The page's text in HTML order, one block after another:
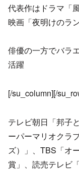
代表作はドラマ「
映画「夜明けのラ
俳優の一方でバラ
活躍
[/su_column][/
テレビ朝日「邦子
ーパーマリオクラ
ズ）」、TBS「オ
賞」、読売テレビ